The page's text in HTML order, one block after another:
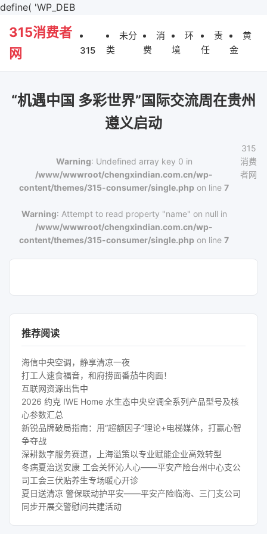
define( 'WP_DEB
315消费者
网
315
未分
类
消
费
环
境
责
任
黄
金
“机遇中国 多彩世界”国际交流周在贵州
遵义启动
Warning: Undefined array key 0 in
/www/wwwroot/chengxindian.com.cn/wp-
content/themes/315-consumer/single.php on line7
Warning: Attempt to read property "name" on null in
/www/wwwroot/chengxindian.com.cn/wp-
content/themes/315-consumer/single.php on line7
315
消费
者网
推荐阅读
海信中央空调，静享清凉一夜
打工人速食福音，和府捞面番茄牛肉面！
互联网资源出售中
2026 约克 IWE Home 水生态中央空调全系列产品型号及核
心参数汇总
新锐品牌破局指南：用“超额因子”理论+电梯媒体，打赢心智
争夺战
深耕数字服务赛道，上海溢策以专业赋能企业高效转型
冬病夏治送安康 工会关怀沁人心——平安产险台州中心支公
司工会三伏贴养生专场暖心开诊
夏日送清凉 警保联动护平安——平安产险临海、三门支公司
同步开展交警慰问共建活动